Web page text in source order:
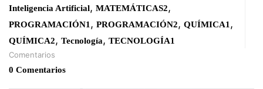
Inteligencia Artificial, MATEMÁTICAS2,
PROGRAMACIÓN1 , PROGRAMACIÓN2, QUÍMICA1 ,
QUÍMICA2, Tecnología, TECNOLOGÍA1
Comentarios
0 Comentarios